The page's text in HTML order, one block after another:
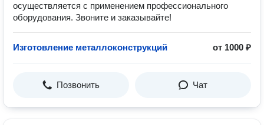
осуществляется с применением профессионального
оборудования. Звоните и заказывайте!
Изготовление металлоконструкций от 1000 ₽
Позвонить Чат